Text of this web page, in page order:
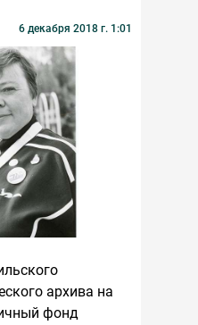
6 декабря 2018 г. 1:01
архива на
фонд